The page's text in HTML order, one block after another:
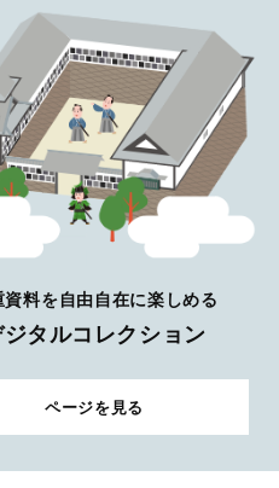
資料を自由自在に楽しめる
ジタルコレクション
ページを見る